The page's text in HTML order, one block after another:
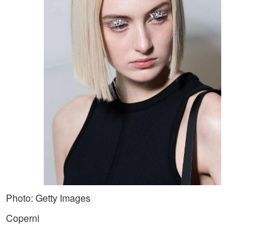
Photo: Getty Images
Coperni